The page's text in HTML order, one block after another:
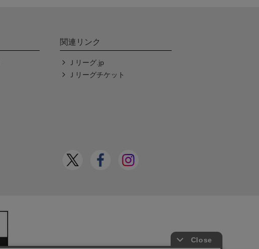
関連リンク
Ｊリーグ.jp
Ｊリーグチケット